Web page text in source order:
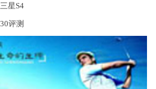
星S4
评测